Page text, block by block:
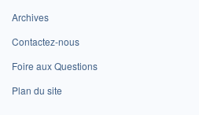
Archives
Contactez-nous
Foire aux Questions
Plan du site